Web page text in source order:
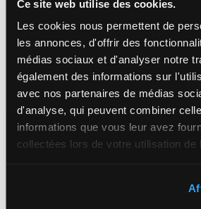
Ce site web utilise des cookies.
Les cookies nous permettent de
les annonces, d'offrir des
médias sociaux et d'analyser notre
également des informations sur
avec nos partenaires de médias
d'analyse, qui peuvent combiner
informations que vous leur avez
collectées lors de votre utilisation de